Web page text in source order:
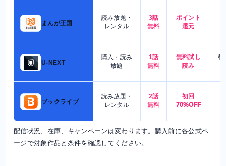
まんが王国
読み放題・
レンタル
3話
無料
ポイント
還元
U-NEXT
購入・読み
放題
1話
無料
無料試し
読み
都
ブックライブ
読み放題・
レンタル
2話
無料
初回
70%OFF
配信状況、在庫、キャンペーンは変わります。購入前に各公式ペ
ージで対象作品と条件を確認してください。